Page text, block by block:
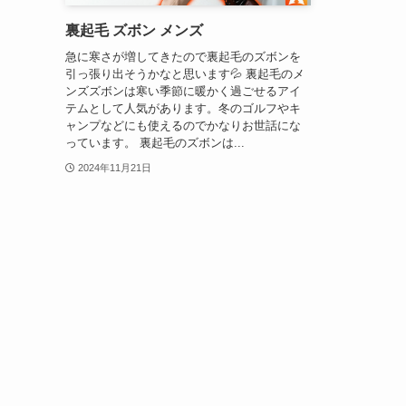
裏起毛 ズボン メンズ
急に寒さが増してきたので裏起毛のズボンを
引っ張り出そうかなと思います💦 裏起毛のメ
ンズズボンは寒い季節に暖かく過ごせるアイ
テムとして人気があります。冬のゴルフやキ
ャンプなどにも使えるのでかなりお世話にな
っています。 裏起毛のズボンは...
2024年11月21日